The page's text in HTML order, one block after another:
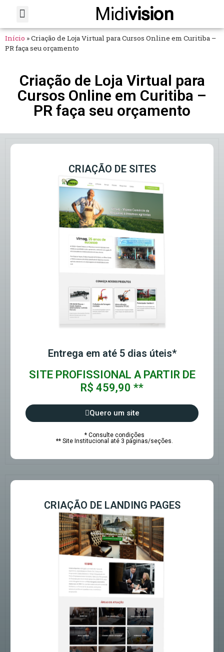
Midivision
Início »Criação de Loja Virtual para Cursos Online em Curitiba –
PR faça seu orçamento
Criação de Loja Virtual para
Cursos Online em Curitiba –
PR faça seu orçamento
CRIAÇÃO DE SITES
Entrega em até 5 dias úteis*
SITE PROFISSIONAL A PARTIR DE
R$ 459,90 **
Quero um site
* Consulte condições
** Site Institucional até 3 páginas/seções.
CRIAÇÃO DE LANDING PAGES